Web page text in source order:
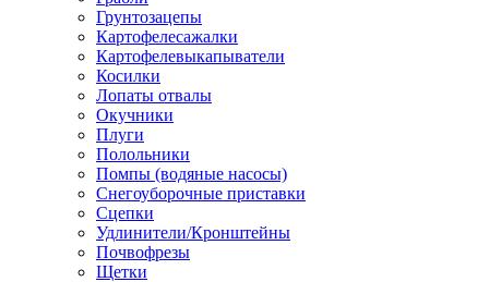
Грунтозацепы
Картофелесажалки
Картофелевыкапыватели
Косилки
Лопаты отвалы
Окучники
Плуги
Полольники
Помпы (водяные насосы)
Снегоуборочные приставки
Сцепки
Удлинители/Кронштейны
Почвофрезы
Щетки